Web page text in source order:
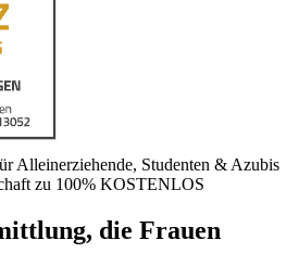
Alleinerziehende, Studenten & Azubis
zu 100% KOSTENLOS
die Frauen